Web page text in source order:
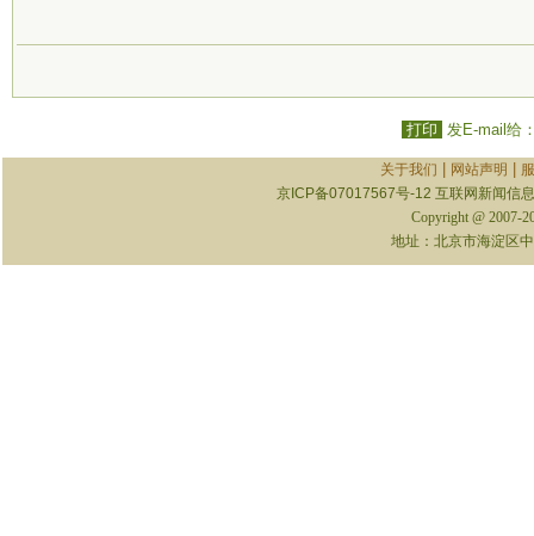
打印 发E-mail给
关于我们 网站声明
京ICP备07017567号-12 互联网新闻信
Copyright @ 2007-
地址：北京市海淀区